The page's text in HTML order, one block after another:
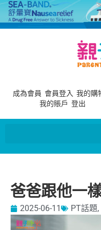
成為會員 會員登入 我的購
我的賬戶 登出
爸爸跟他一
2025-06-11 PT話題,